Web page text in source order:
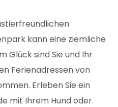
kann eine ziemliche
Glück sind Sie und Ihr
Ferienadressen von
Erleben Sie ein
mit Ihrem Hund oder